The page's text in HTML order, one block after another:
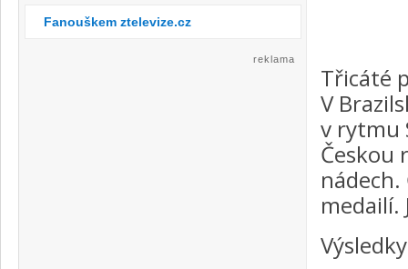
Fanouškem ztelevize.cz
reklama
Třicáté
V
v rytmu
Českou
medailí.